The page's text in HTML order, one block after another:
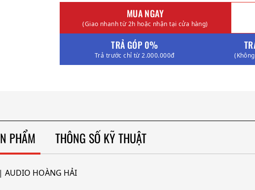
MUA NGAY
(Giao nhanh từ 2h hoặc nhận tại cửa hàng)
TRẢ GÓP 0%
Trả trước chỉ từ 2.000.000đ
PHẨM THÔNG SỐ KỸ THUẬT
HOÀNG HẢI